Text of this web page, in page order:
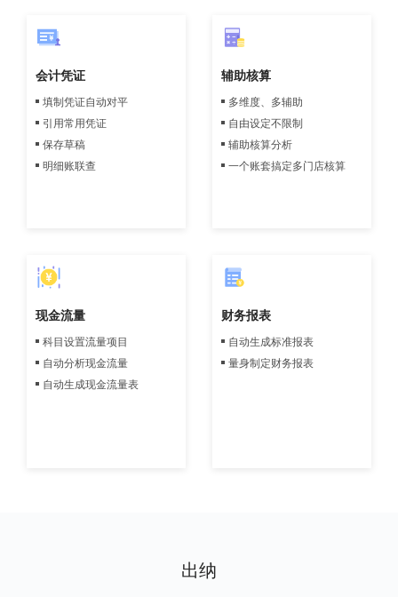
会计凭证
填制凭证自动对平
引用常用凭证
保存草稿
明细账联查
辅助核算
多维度、多辅助
自由设定不限制
辅助核算分析
一个账套搞定多门店核算
现金流量
科目设置流量项目
自动分析现金流量
自动生成现金流量表
财务报表
自动生成标准报表
量身制定财务报表
出纳